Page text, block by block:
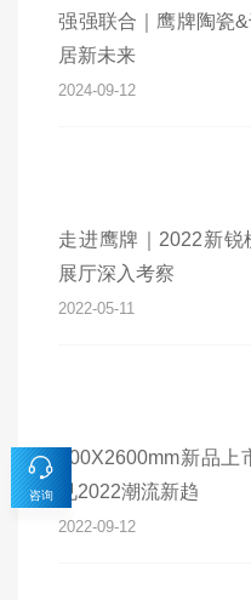
强强联合｜鹰牌陶瓷
居新未来
2024-09-12
走进鹰牌｜2022新
展厅深入考察
2022-05-11
800X2600mm新品
见2022潮流新趋
2022-09-12
咨询